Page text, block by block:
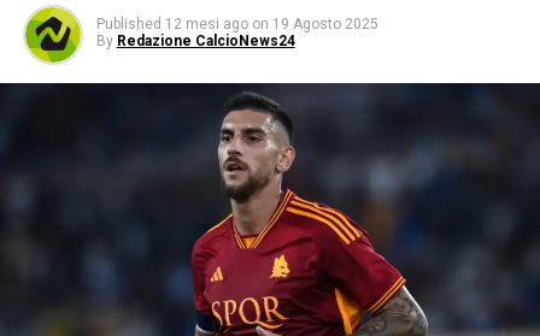
Published 12 mesi ago on 19 Agosto 2025
By Redazione CalcioNews24